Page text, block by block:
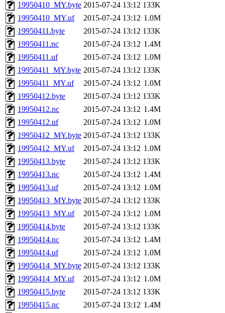
19950410_MY.byte 2015-07-24 13:12 133K
19950410_MY.uf
2015-07-24 13:12 1.0M
19950411.byte
2015-07-24 13:12 133K
19950411.nc
2015-07-24 13:12 1.4M
19950411.uf
2015-07-24 13:12 1.0M
19950411_MY.byte 2015-07-24 13:12 133K
19950411_MY.uf
2015-07-24 13:12 1.0M
19950412.byte
2015-07-24 13:12 133K
19950412.nc
2015-07-24 13:12 1.4M
19950412.uf
2015-07-24 13:12 1.0M
19950412_MY.byte 2015-07-24 13:12 133K
19950412_MY.uf
2015-07-24 13:12 1.0M
19950413.byte
2015-07-24 13:12 133K
19950413.nc
2015-07-24 13:12 1.4M
19950413.uf
2015-07-24 13:12 1.0M
19950413_MY.byte 2015-07-24 13:12 133K
19950413_MY.uf
2015-07-24 13:12 1.0M
19950414.byte
2015-07-24 13:12 133K
19950414.nc
2015-07-24 13:12 1.4M
19950414.uf
2015-07-24 13:12 1.0M
19950414_MY.byte 2015-07-24 13:12 133K
19950414_MY.uf
2015-07-24 13:12 1.0M
19950415.byte
2015-07-24 13:12 133K
19950415.nc
2015-07-24 13:12 1.4M